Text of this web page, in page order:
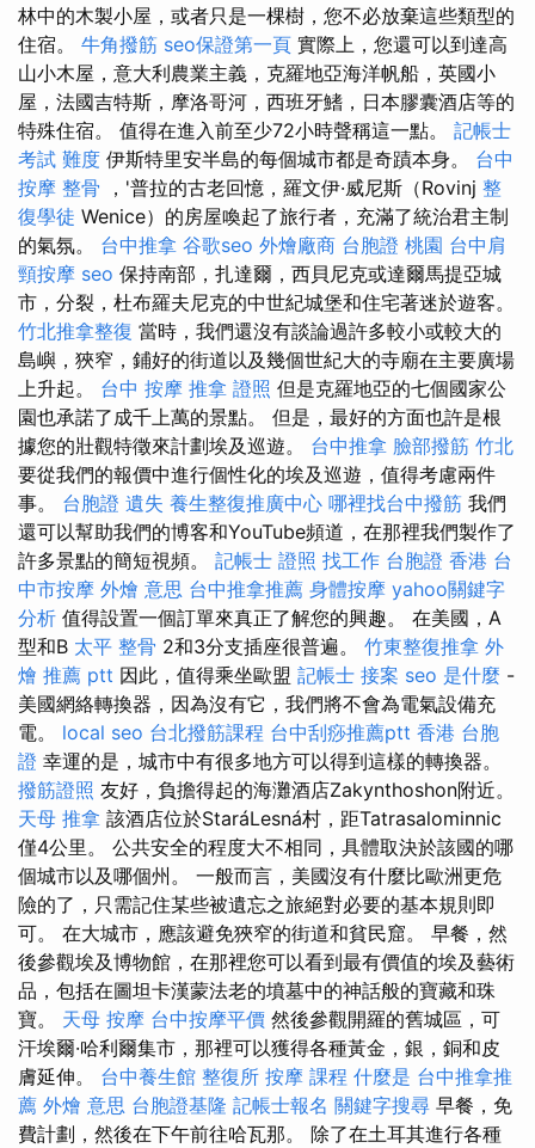
林中的木製小屋，或者只是一棵樹，您不必放棄這些類型的
住宿。 牛角撥筋 seo保證第一頁 實際上，您還可以到達高
山小木屋，意大利農業主義，克羅地亞海洋帆船，英國小
屋，法國吉特斯，摩洛哥河，西班牙鰭，日本膠囊酒店等的
特殊住宿。 值得在進入前至少72小時聲稱這一點。 記帳士
考試 難度 伊斯特里安半島的每個城市都是奇蹟本身。 台中
按摩 整骨 ，'普拉的古老回憶，羅文伊·威尼斯（Rovinj 整
復學徒 Wenice）的房屋喚起了旅行者，充滿了統治君主制
的氣氛。 台中推拿 谷歌seo 外燴廠商 台胞證 桃園 台中肩
頸按摩 seo 保持南部，扎達爾，西貝尼克或達爾馬提亞城
市，分裂，杜布羅夫尼克的中世紀城堡和住宅著迷於遊客。
竹北推拿整復 當時，我們還沒有談論過許多較小或較大的
島嶼，狹窄，鋪好的街道以及幾個世紀大的寺廟在主要廣場
上升起。 台中 按摩 推拿 證照 但是克羅地亞的七個國家公
園也承諾了成千上萬的景點。 但是，最好的方面也許是根
據您的壯觀特徵來計劃埃及巡遊。 台中推拿 臉部撥筋 竹北
要從我們的報價中進行個性化的埃及巡遊，值得考慮兩件
事。 台胞證 遺失 養生整復推廣中心 哪裡找台中撥筋 我們
還可以幫助我們的博客和YouTube頻道，在那裡我們製作了
許多景點的簡短視頻。 記帳士 證照 找工作 台胞證 香港 台
中市按摩 外燴 意思 台中推拿推薦 身體按摩 yahoo關鍵字
分析 值得設置一個訂單來真正了解您的興趣。 在美國，A
型和B 太平 整骨 2和3分支插座很普遍。 竹東整復推拿 外
燴 推薦 ptt 因此，值得乘坐歐盟 記帳士 接案 seo 是什麼 -
美國網絡轉換器，因為沒有它，我們將不會為電氣設備充
電。 local seo 台北撥筋課程 台中刮痧推薦ptt 香港 台胞
證 幸運的是，城市中有很多地方可以得到這樣的轉換器。
撥筋證照 友好，負擔得起的海灘酒店Zakynthoshon附近。
天母 推拿 該酒店位於StaráLesná村，距Tatrasalominnic
僅4公里。 公共安全的程度大不相同，具體取決於該國的哪
個城市以及哪個州。 一般而言，美國沒有什麼比歐洲更危
險的了，只需記住某些被遺忘之旅絕對必要的基本規則即
可。 在大城市，應該避免狹窄的街道和貧民窟。 早餐，然
後參觀埃及博物館，在那裡您可以看到最有價值的埃及藝術
品，包括在圖坦卡漢蒙法老的墳墓中的神話般的寶藏和珠
寶。 天母 按摩 台中按摩平價 然後參觀開羅的舊城區，可
汗埃爾·哈利爾集市，那裡可以獲得各種黃金，銀，銅和皮
膚延伸。 台中養生館 整復所 按摩 課程 什麼是 台中推拿推
薦 外燴 意思 台胞證基隆 記帳士報名 關鍵字搜尋 早餐，免
費計劃，然後在下午前往哈瓦那。 除了在土耳其進行各種